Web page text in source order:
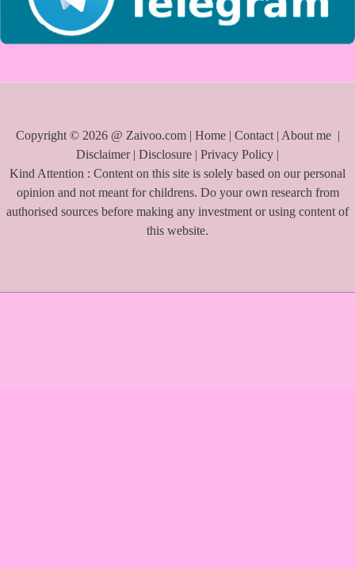
Copyright © 2026 @ Zaivoo.com | Home| Contact| About me |
Disclaimer| Disclosure | Privacy Policy |
Kind Attention : Content on this site is solely based on our personal
opinion and not meant for childrens. Do your own research from
authorised sources before making any investment or using content of
this website.